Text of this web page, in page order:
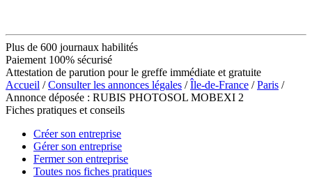
Plus de 600 journaux habilités
Paiement 100% sécurisé
Attestation de parution pour le greffe immédiate et gratuite
Accueil /Consulter les annonces légales /Île-de-France /Paris /
Annonce déposée : RUBIS PHOTOSOL MOBEXI 2
Fiches pratiques et conseils
Créer son entreprise
Gérer son entreprise
Fermer son entreprise
Toutes nos fiches pratiques